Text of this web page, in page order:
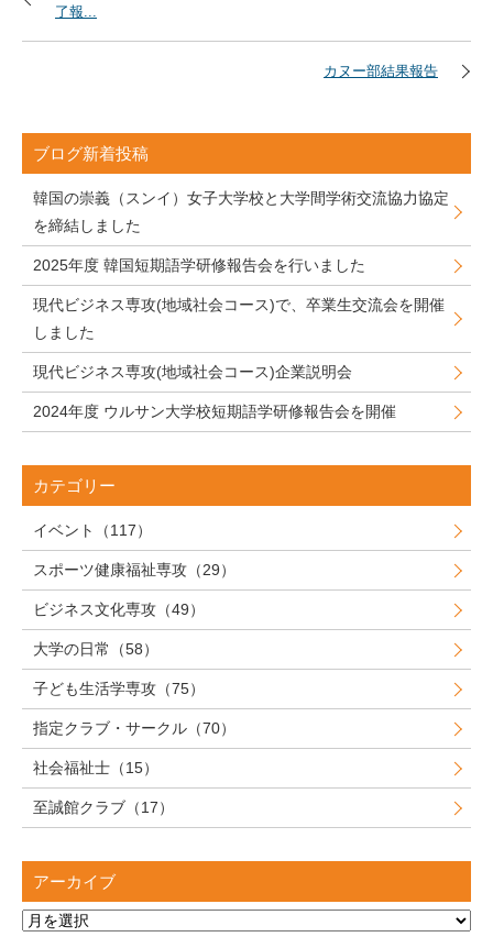
了報...
カヌー部結果報告
ブログ新着投稿
韓国の崇義（スンイ）女子大学校と大学間学術交流協力協定
を締結しました
2025年度 韓国短期語学研修報告会を行いました
現代ビジネス専攻(地域社会コース)で、卒業生交流会を開催
しました
現代ビジネス専攻(地域社会コース)企業説明会
2024年度 ウルサン大学校短期語学研修報告会を開催
カテゴリー
イベント（117）
スポーツ健康福祉専攻（29）
ビジネス文化専攻（49）
大学の日常（58）
子ども生活学専攻（75）
指定クラブ・サークル（70）
社会福祉士（15）
至誠館クラブ（17）
アーカイブ
ア